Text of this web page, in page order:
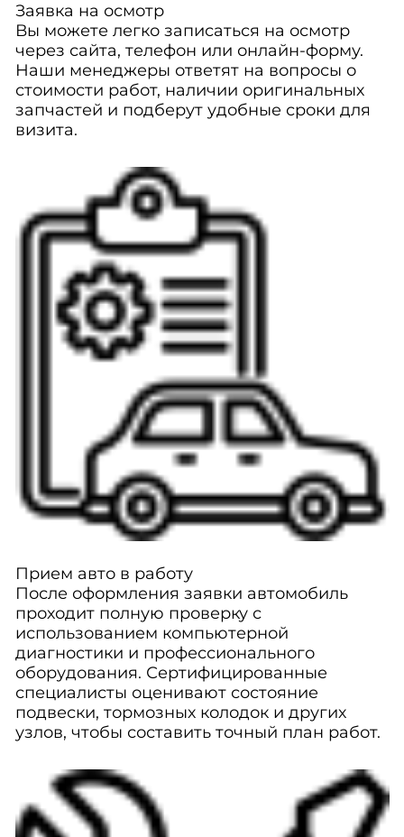
Заявка на осмотр
Вы можете легко записаться на осмотр
через сайта, телефон или онлайн-форму.
Наши менеджеры ответят на вопросы о
стоимости работ, наличии оригинальных
запчастей и подберут удобные сроки для
визита.
Прием авто в работу
После оформления заявки автомобиль
проходит полную проверку с
использованием компьютерной
диагностики и профессионального
оборудования. Сертифицированные
специалисты оценивают состояние
подвески, тормозных колодок и других
узлов, чтобы составить точный план работ.